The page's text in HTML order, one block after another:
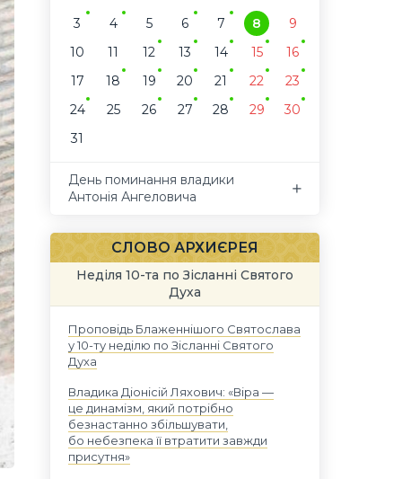
3
4 5 6 7 8
9
10
11 12 13 14 15
16
17
18 19 20 21 22
23
24
25 26 27 28 29
30
31
День поминання владики
Антонія Ангеловича
СЛОВО АРХИЄРЕЯ
Неділя 10-та по Зісланні Святого
Духа
Проповідь Блаженнішого Святослава
у 10-ту неділю по Зісланні Святого
Духа
Владика Діонісій Ляхович: «Віра —
це динамізм, який потрібно
безнастанно збільшувати,
бо небезпека її втратити завжди
присутня»